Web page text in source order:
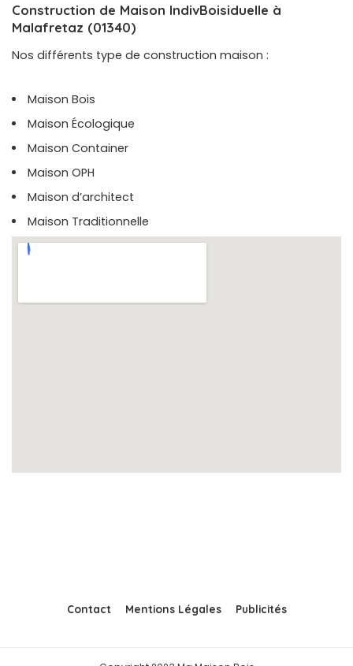
Construction de Maison IndivBoisiduelle à
Malafretaz (01340)
Nos différents type de construction maison :
Maison Bois
Maison Écologique
Maison Container
Maison OPH
Maison d’architect
Maison Traditionnelle
Contact Mentions Légales Publicités